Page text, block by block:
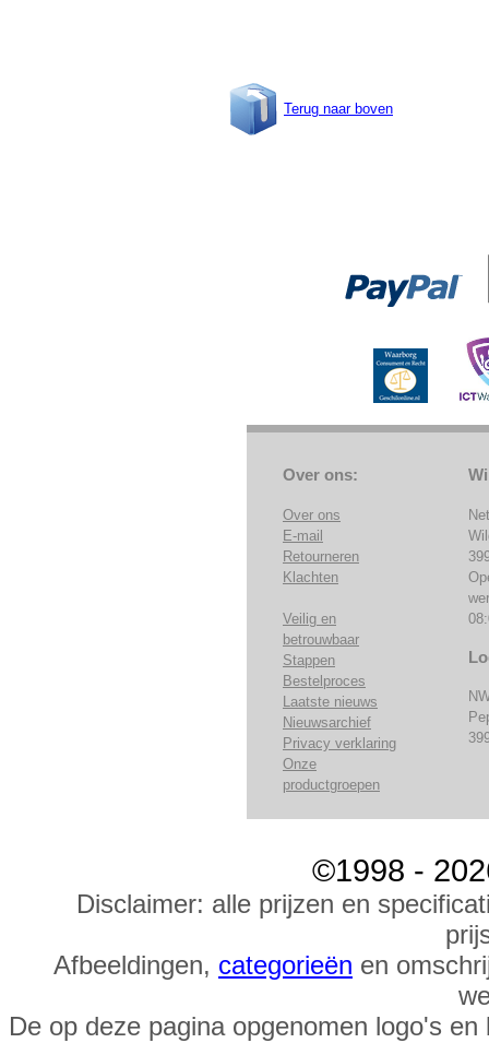
Terug naar boven
Over ons:
Over ons
E-mail
Retourneren
Klachten
Veilig en
betrouwbaar
Stappen
Bestelproces
Laatste nieuws
Nieuwsarchief
Privacy verklaring
Onze
productgroepen
©1998 -
Disclaimer: alle prijzen en
Afbeeldingen, categorieën en
De op deze pagina opgenomen logo's